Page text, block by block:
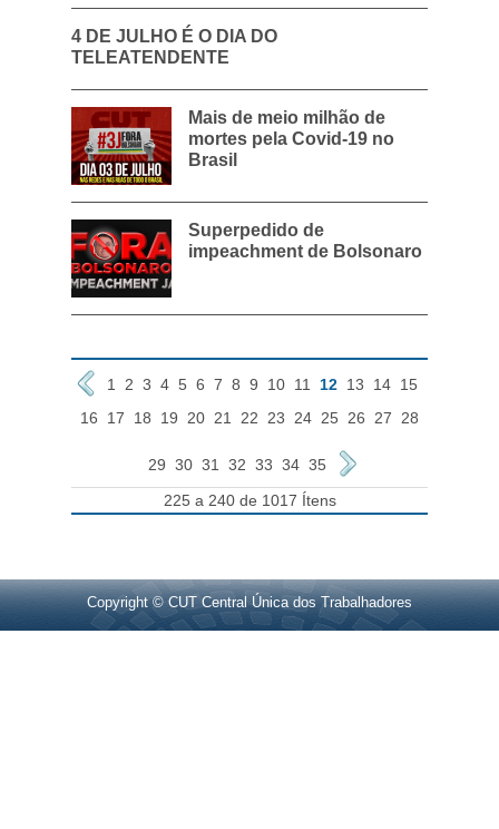
4 DE JULHO É O DIA DO
TELEATENDENTE
Mais de meio milhão de
mortes pela Covid-19 no
Brasil
Superpedido de
impeachment de Bolsonaro
1 2 3 4 5 6 7 8 9 10 11 12 13 14 15
16
17 18 19 20 21 22 23 24 25 26 27 28
29 30 31 32 33 34 35
225 a 240 de 1017 Ítens
Copyright © CUT Central Única dos Trabalhadores